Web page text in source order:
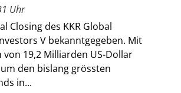
Uhr
Closing des KKR Global
V bekanntgegeben. Mit
von 19,2 Milliarden US-Dollar
den bislang grössten
in...